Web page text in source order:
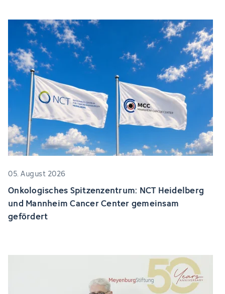
05. August 2026
Onkologisches Spitzenzentrum: NCT Heidelberg
und Mannheim Cancer Center gemeinsam
gefördert